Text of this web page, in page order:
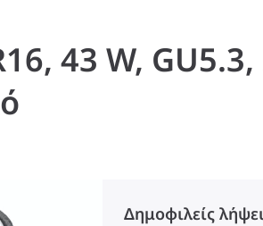
43 W,
Δημοφιλείς